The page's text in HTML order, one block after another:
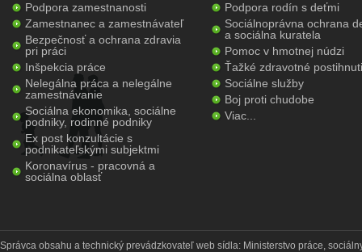
Podpora zamestnanosti
Zamestnanec a zamestnávateľ
Bezpečnosť a ochrana zdravia
pri práci
Inšpekcia práce
Nelegálna práca a nelegálne
zamestnávanie
Sociálna ekonomika, sociálne
podniky, rodinné podniky
Ex post konzultácie s
podnikateľskými subjektmi
Koronavírus - pracovná a
sociálna oblasť
Podpora rodín s deťmi
Sociálnoprávna ochrana
a sociálna kuratela
Pomoc v hmotnej núdzi
Ťažké zdravotné
Sociálne služby
Boj proti chudobe
Viac...
Správca obsahu a technický prevádzkovateľ web sídla: Ministerstvo práce,